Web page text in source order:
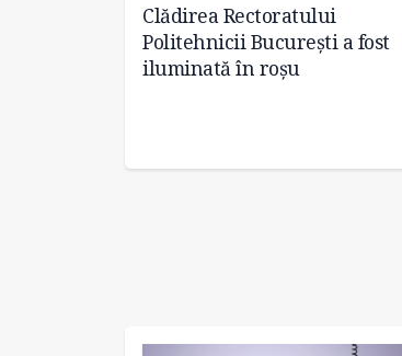
Clădirea Rectoratului
Politehnicii București a fost
iluminată în roșu